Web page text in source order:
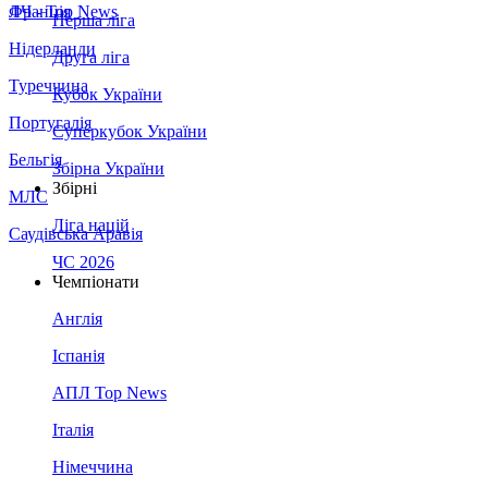
Франція
Нідерланди
Туреччина
Португалія
Бельгія
МЛС
Саудівська Аравія
ЛЧ - Top News
Перша ліга
Друга ліга
Кубок України
Суперкубок України
Збірна України
Збірні
Ліга націй
ЧС 2026
Чемпіонати
Англія
Іспанія
АПЛ Top News
Італія
Німеччина